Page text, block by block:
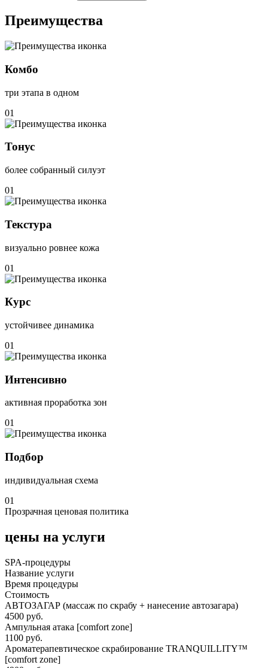
Преимущества
Комбо
три этапа в одном
01
Тонус
более собранный силуэт
01
Текстура
визуально ровнее кожа
01
Курс
устойчивее динамика
01
Интенсивно
активная проработка зон
01
Подбор
индивидуальная схема
01
Прозрачная ценовая политика
цены на услуги
SPA-процедуры
Название услуги
Время процедуры
Стоимость
АВТОЗАГАР (массаж по скрабу + нанесение автозагара)
4500 руб.
Ампульная атака [comfort zone]
1100 руб.
Ароматерапевтическое скрабирование TRANQUILLITY™
[comfort zone]